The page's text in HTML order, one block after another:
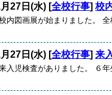
27日(水) [全校行事] 校
内図画展が始まりました
27日(水) [全校行事] 来
入児検査がありました。 ６